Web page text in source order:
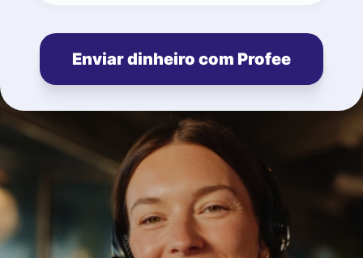
Enviar dinheiro com Profee